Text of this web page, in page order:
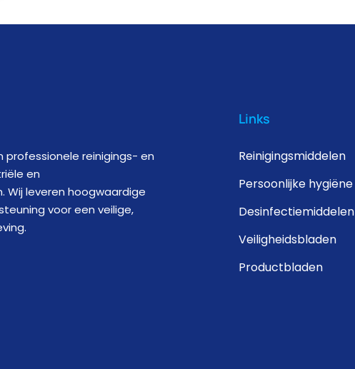
professionele reinigings- en
en
Wij leveren hoogwaardige
voor een veilige,
Links
Reinigingsmiddelen
Persoonlijke hygiëne
Desinfectiemiddelen
Veiligheidsbladen
Productbladen